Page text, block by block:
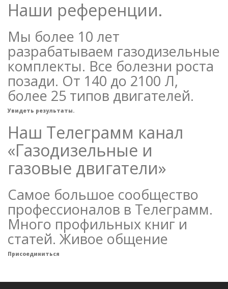
Наши референции.
Мы более 10 лет
разрабатываем газодизельные
комплекты. Все болезни роста
позади. От 140 до 2100 Л,
более 25 типов двигателей.
Увидеть результаты.
Наш Телеграмм канал
«Газодизельные и
газовые двигатели»
Самое большое сообщество
профессионалов в Телеграмм.
Много профильных книг и
статей. Живое общение
Присоединиться